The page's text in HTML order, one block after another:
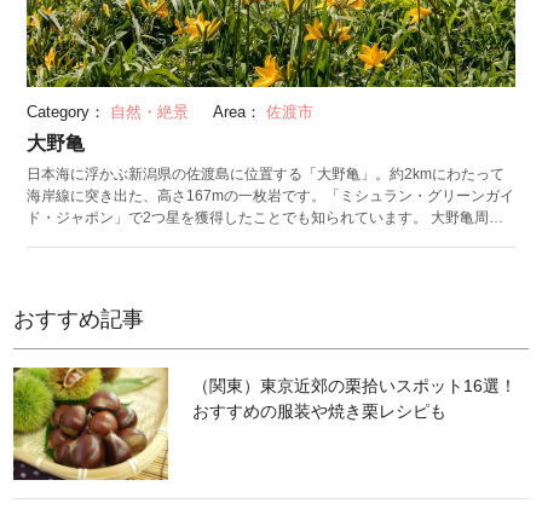
Category： 自然・絶景 Area： 佐渡市
大野亀
日本海に浮かぶ新潟県の佐渡島に位置する「大野亀」。約2kmにわたって
海岸線に突き出た、高さ167mの一枚岩です。「ミシュラン・グリーンガイ
ド・ジャポン」で2つ星を獲得したことでも知られています。 大野亀周辺
辺には「賽（さい）の河原」や「二ツ亀海水浴場」などの観光名所もある
ので、大野亀とあわせて足を運んでみてはいかがでしょうか。
おすすめ記事
（関東）東京近郊の栗拾いスポット16選！
おすすめの服装や焼き栗レシピも